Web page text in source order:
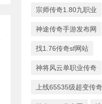
宗师传奇1.80九职业
神途传奇手游发布网
找1.76传奇sf网站
神将风云单职业传奇
上线65535级超变传奇